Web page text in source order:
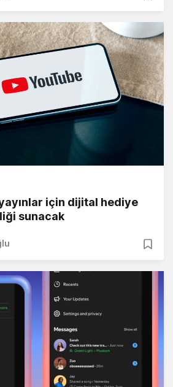
için dijital hediye
sunacak